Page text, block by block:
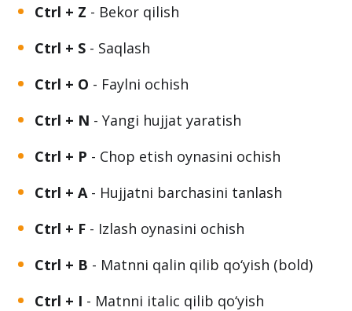
Ctrl + Z - Bekor qilish
Ctrl + S - Saqlash
Ctrl + O - Faylni ochish
Ctrl + N - Yangi hujjat yaratish
Ctrl + P - Chop etish oynasini ochish
Ctrl + A- Hujjatni barchasini tanlash
Ctrl + F - Izlash oynasini ochish
Ctrl + B - Matnni qalin qilib qo‘yish (bold)
Ctrl + I - Matnni italic qilib qo‘yish